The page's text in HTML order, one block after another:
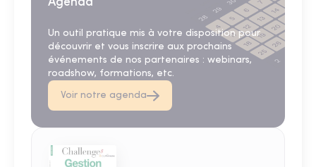
Agenda
Un outil pratique mis à votre disposition pour
découvrir et vous inscrire aux prochains
événements de nos partenaires : webinars,
roadshow, formations, etc.
Voir notre agenda